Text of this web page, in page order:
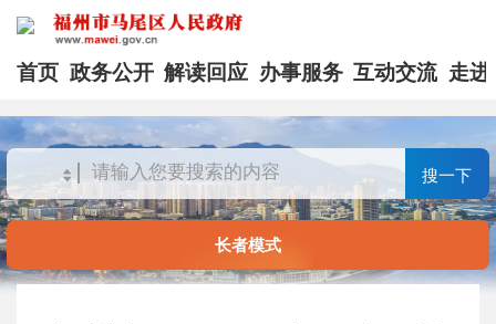
首页 政务公开 解读回应 办事服务 互动交流 走进
搜一下
长者模式